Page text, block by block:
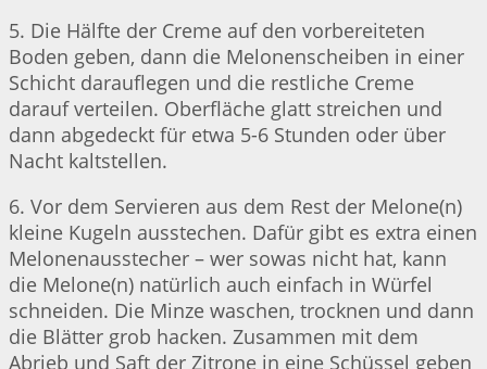
5. Die Hälfte der Creme auf den vorbereiteten
Boden geben, dann die Melonenscheiben in einer
Schicht darauflegen und die restliche Creme
darauf verteilen. Oberfläche glatt streichen und
dann abgedeckt für etwa 5-6 Stunden oder über
Nacht kaltstellen.
6. Vor dem Servieren aus dem Rest der Melone(n)
kleine Kugeln ausstechen. Dafür gibt es extra einen
Melonenausstecher – wer sowas nicht hat, kann
die Melone(n) natürlich auch einfach in Würfel
schneiden. Die Minze waschen, trocknen und dann
die Blätter grob hacken. Zusammen mit dem
Abrieb und Saft der Zitrone in eine Schüssel geben